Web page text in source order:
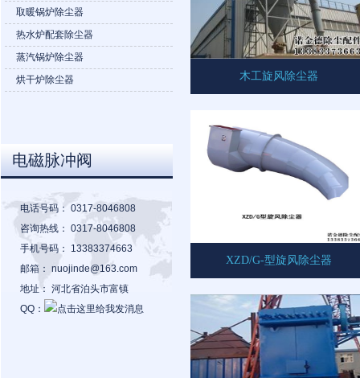
取暖锅炉除尘器
热水炉配套除尘器
蒸汽锅炉除尘器
烘干炉除尘器
电磁脉冲阀
电话号码： 0317-8046808
咨询热线： 0317-8046808
手机号码：
13383374663
邮箱： nuojinde@163.com
地址： 河北省泊头市富镇
QQ：
木工旋风除尘器
XZD/G-型旋风除尘器